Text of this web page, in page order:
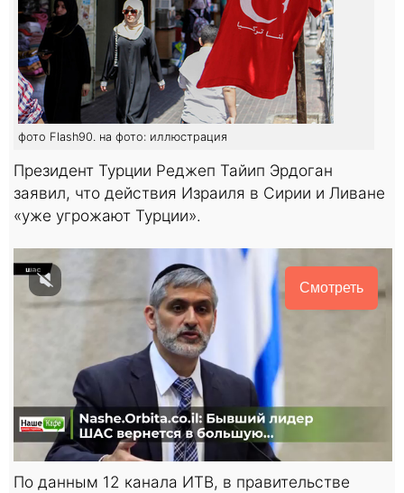
фото Flash90. на фото: иллюстрация
Президент Турции Реджеп Тайип Эрдоган
заявил, что действия Израиля в Сирии и Ливане
«уже угрожают Турции».
Смотреть
По данным 12 канала ИТВ, в правительстве